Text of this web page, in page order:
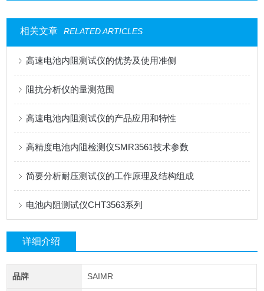
相关文章 RELATED ARTICLES
高速电池内阻测试仪的优势及使用准侧
阻抗分析仪的量测范围
高速电池内阻测试仪的产品应用和特性
高精度电池内阻检测仪SMR3561技术参数
简要分析耐压测试仪的工作原理及结构组成
电池内阻测试仪CHT3563系列
详细介绍
品牌 SAIMR